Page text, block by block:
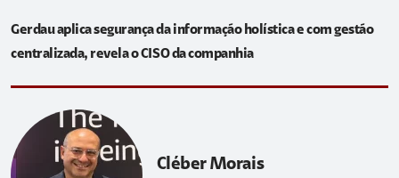
Gerdau aplica segurança da informação holística e com gestão
centralizada, revela o CISO da companhia
Cléber Morais